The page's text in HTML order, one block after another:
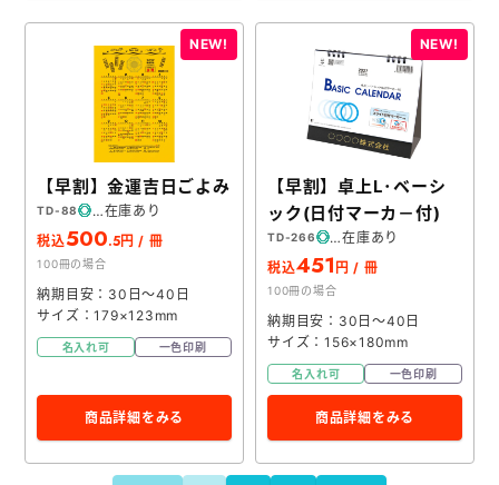
【早割】金運吉日ごよみ
TD-88
在庫あり
税込500.5円 / 冊
100冊の場合
納期目安：30日～40日
サイズ：179×123mm
名入れ可 一色印刷
商品詳細をみる
【早割】卓上L･ベーシ
ック(日付マーカ－付)
TD-266
在庫あり
税込451 円 / 冊
100冊の場合
納期目安：30日～40日
サイズ：156×180mm
名入れ可 一色印刷
商品詳細をみる